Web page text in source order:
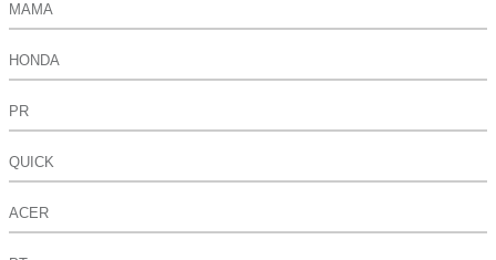
MAMA
HONDA
PR
QUICK
ACER